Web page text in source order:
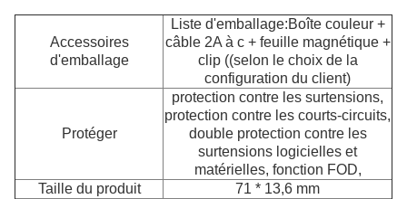
Accessoires
d'emballage
Liste d'emballage:Boîte couleur +
câble 2A à c + feuille magnétique +
clip ((selon le choix de la
configuration du client)
Protéger
protection contre les surtensions,
protection contre les courts-circuits,
double protection contre les
surtensions logicielles et
matérielles, fonction FOD,
Taille du produit
71 * 13,6 mm